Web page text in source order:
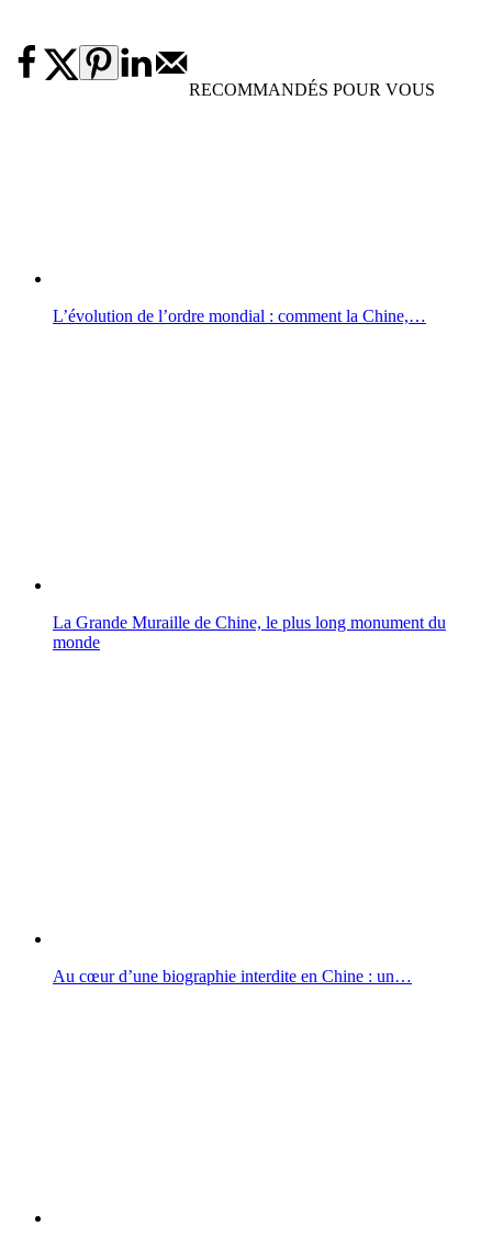
RECOMMANDÉS POUR VOUS
L’évolution de l’ordre mondial : comment la Chine,…
La Grande Muraille de Chine, le plus long monument du
monde
Au cœur d’une biographie interdite en Chine : un…